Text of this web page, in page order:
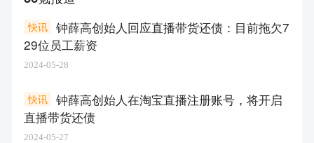
钟薛高创始人回应直播带货还债：目前拖欠7
29位员工薪资
快讯
2024-05-28
钟薛高创始人在淘宝直播注册账号，将开启
直播带货还债
快讯
2024-05-27